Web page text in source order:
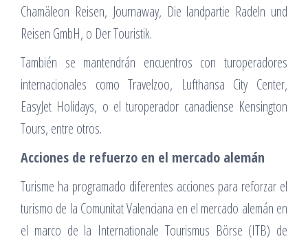
Chamäleon Reisen, Journaway, Die landpartie Radeln und
Reisen GmbH, o Der Touristik.
También se mantendrán encuentros con turoperadores
internacionales como Travelzoo, Lufthansa City Center,
EasyJet Holidays, o el turoperador canadiense Kensington
Tours, entre otros.
Acciones de refuerzo en el mercado alemán
Turisme ha programado diferentes acciones para reforzar el
turismo de la Comunitat Valenciana en el mercado alemán en
el marco de la Internationale Tourismus Börse (ITB) de